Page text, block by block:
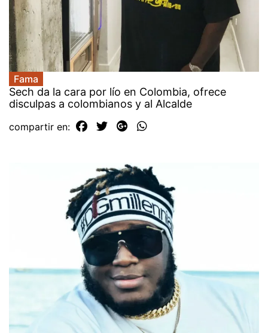
Fama
Sech da la cara por lío en Colombia, ofrece
disculpas a colombianos y al Alcalde
compartir en: